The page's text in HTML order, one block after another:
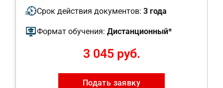
Срок действия документов: 3 года
Формат обучения: Дистанционный*
3 045 руб.
Подать заявку